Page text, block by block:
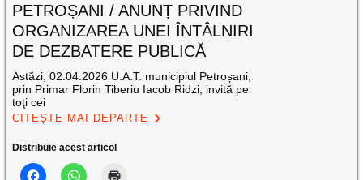
PETROȘANI / ANUNȚ PRIVIND
ORGANIZAREA UNEI ÎNTÂLNIRI
DE DEZBATERE PUBLICĂ
Astăzi, 02.04.2026 U.A.T. municipiul Petroșani,
prin Primar Florin Tiberiu Iacob Ridzi, invită pe
toţi cei
CITEȘTE MAI DEPARTE
Distribuie acest articol